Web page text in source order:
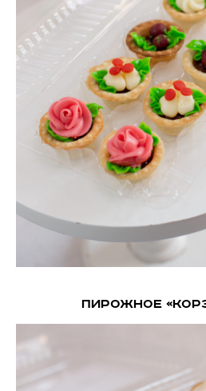
Пирожное